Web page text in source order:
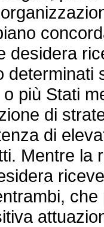
desidera
più Stati
di
di
Mentre la